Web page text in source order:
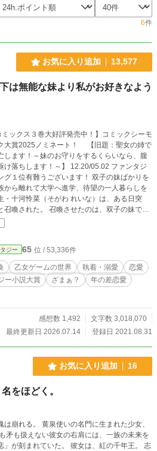
6件
お気に入り追加 13,577
は無能な妹より私がお好きなよう
ミックス３巻大好評発売中！】コミックシーモ
大賞2025ノミネート！ 【旧題：聖女の姉で
します！～妹のお守りをするくらいなら、腹
す！～】 12.20/05.02 ファンタジ
有難うございます！ 双子の妹ばかりを
から離れて大学へ進学、待望の一人暮らしを
・十河怜菜（そがわ れいな）は、ある日突
させたのは、双子の妹であ
で、召喚された先は、乙女ゲーム「蘇芳戦
る「聖
菜は召喚されたものの、守護魔力はともか
国内貴族や各国上層部と、社交が出来るよう
もなく、また、それを会得するための努力を
かったために、日本にいた頃の様に、自分の
として、怜菜を同じ世界へと召喚させたの
から逃れるための算段を立て始めた――。 ※
ちょっとだけ先）が入る章には☆を入れま
ばそちらもご参照下さいませ】
ジー 65 位 / 53,336件
乙女ゲームの世界 執着・溺愛
恋愛
ー小説大賞 ざまぁ？
年の差恋愛
感想数 1,492
文字数 3,018,070
最終更新日 2026.07.14
登録日 2021.08.31
お気に入り追加 16
をほどく。
の名門に生まれた少女、
矛も扱えない彼女の右肩には、一族の未来を
ていた。 彼女は、紅の千年王。 志